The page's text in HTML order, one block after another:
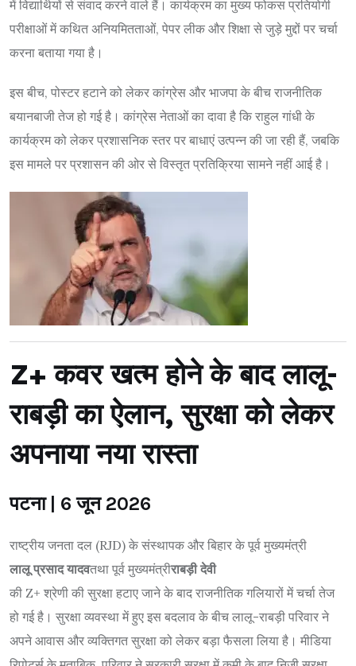
में विद्यार्थियों से संवाद करने वाले हैं। कार्यक्रम का मुख्य फोकस प्रतियोगी
परीक्षाओं में कथित अनियमितताओं, पेपर लीक और शिक्षा से जुड़े मुद्दों पर चर्चा
करना बताया गया है।
इस बीच, पोस्टर हटाने को लेकर कांग्रेस और भाजपा के बीच राजनीतिक
बयानबाजी तेज हो गई है। कांग्रेस नेताओं का दावा है कि राहुल गांधी के
कार्यक्रम को लेकर प्रशासनिक स्तर पर बाधाएं उत्पन्न की जा रही हैं, जबकि
इस मामले पर प्रशासन की ओर से विस्तृत प्रतिक्रिया सामने नहीं आई है।
Z+ कवर खत्म होने के बाद लालू-
राबड़ी का ऐलान, सुरक्षा को लेकर
अपनाया नया रास्ता
पटना | 6 जून 2026
राष्ट्रीय जनता दल (RJD) के संस्थापक और बिहार के पूर्व मुख्यमंत्री
लालू प्रसाद यादवतथा पूर्व मुख्यमंत्रीराबड़ी देवी
की Z+ श्रेणी की सुरक्षा हटाए जाने के बाद राजनीतिक गलियारों में चर्चा तेज
हो गई है। सुरक्षा व्यवस्था में हुए इस बदलाव के बीच लालू-राबड़ी परिवार ने
अपने आवास और व्यक्तिगत सुरक्षा को लेकर बड़ा फैसला लिया है। मीडिया